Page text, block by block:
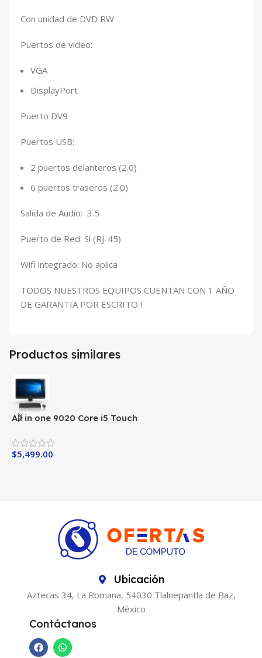
Con unidad de DVD RW
Puertos de video:
VGA
DisplayPort
Puerto DV9
Puertos USB:
2 puertos delanteros (2.0)
6 puertos traseros (2.0)
Salida de Audio: 3.5
Puerto de Red: Si (RJ-45)
Wifi integrado: No aplica
TODOS NUESTROS EQUIPOS CUENTAN CON 1 AÑO
DE GARANTIA POR ESCRITO !
Productos similares
All in one 9020 Core i5 Touch
$5,499.00
Ubicación
Aztecas 34, La Romana, 54030 Tlalnepantla de Baz,
México
Contáctanos